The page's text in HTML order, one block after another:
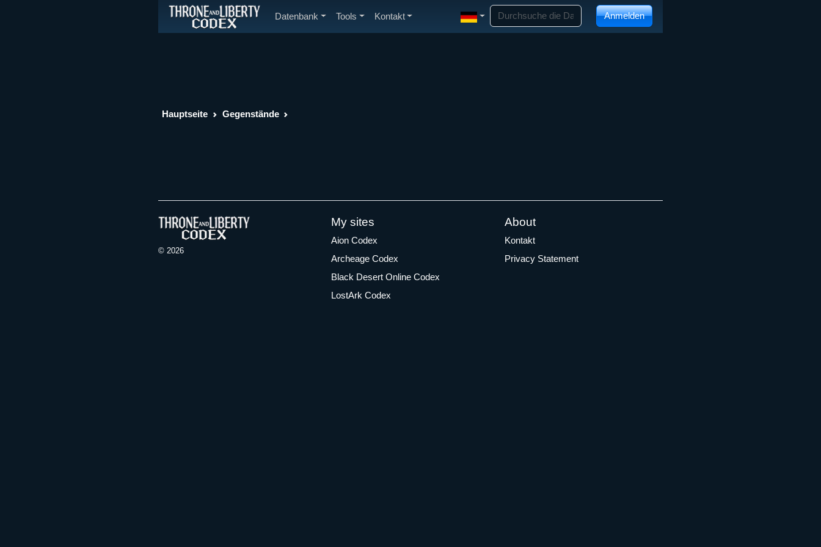
Datenbank Tools Kontakt Anmelden
Hauptseite Gegenstände
© 2026
My sites
Aion Codex
Archeage Codex
Black Desert Online Codex
LostArk Codex
About
Kontakt
Privacy Statement